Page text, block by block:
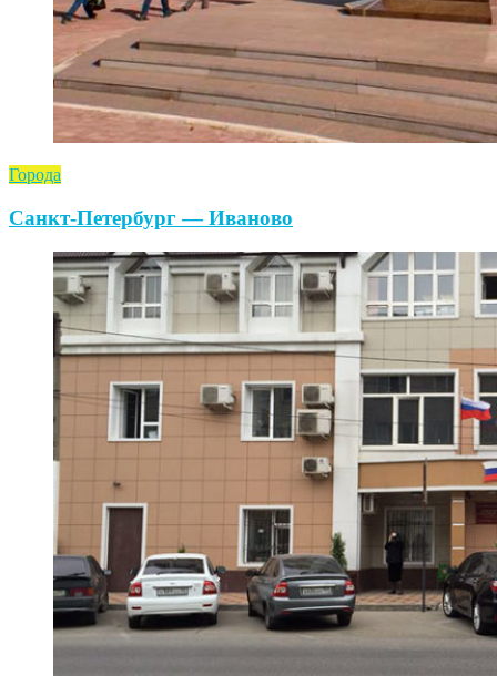
Города
Санкт-Петербург — Иваново